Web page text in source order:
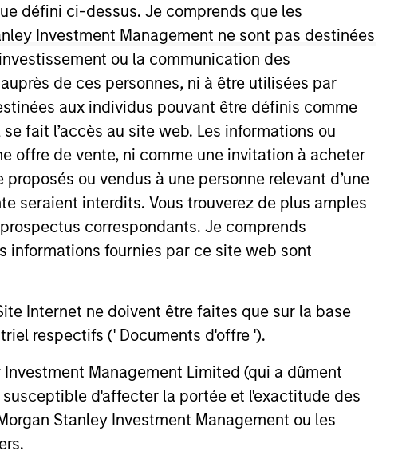
défini ci-dessus. Je comprends que les
Investment Management ne sont pas destinées
ou la communication des
de ces personnes, ni à être utilisées par
aux individus pouvant être définis comme
fait l’accès au site web. Les informations ou
offre de vente, ni comme une invitation à acheter
ou vendus à une personne relevant d’une
seraient interdits. Vous trouverez de plus amples
correspondants. Je comprends
informations fournies par ce site web sont
Internet ne doivent être faites que sur la base
respectifs (' Documents d'offre ').
Management Limited (qui a dûment
d'affecter la portée et l'exactitude des
Stanley Investment Management ou les
organizational communication studies
Stanley Investment
Across Europe
by Calvert
and Management
Research and Management
a subsidiary of Morgan Stanley
Management, today
the European launch of a suite